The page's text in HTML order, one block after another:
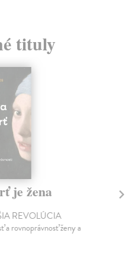
tituly
je žena
REVOLÚCIA
rovnoprávnosť ženy a